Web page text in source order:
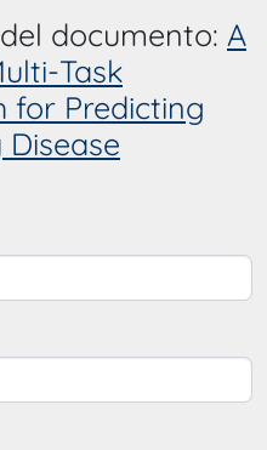
documento: A
Task
for Predicting